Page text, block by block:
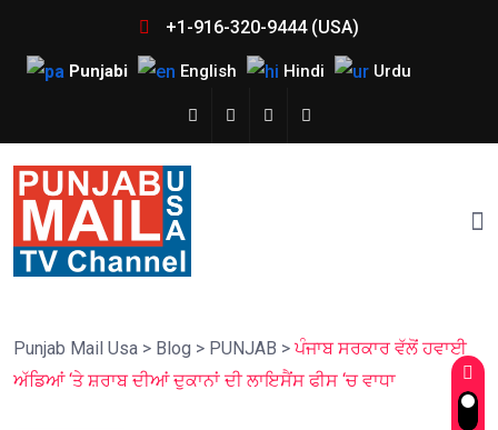
+1-916-320-9444 (USA)
Punjabi English Hindi Urdu
Punjab Mail Usa > Blog > PUNJAB >ਪੰਜਾਬ ਸਰਕਾਰ ਵੱਲੋਂ ਹਵਾਈ
ਅੱਡਿਆਂ ‘ਤੇ ਸ਼ਰਾਬ ਦੀਆਂ ਦੁਕਾਨਾਂ ਦੀ ਲਾਇਸੈਂਸ ਫੀਸ ‘ਚ ਵਾਧਾ